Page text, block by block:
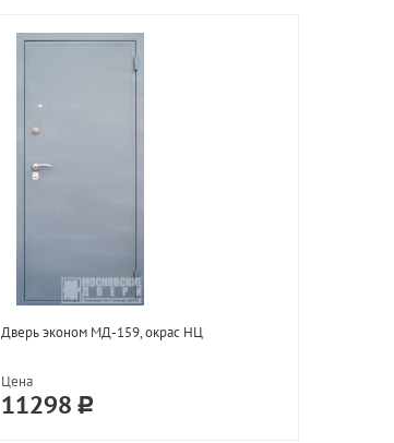
Дверь эконом МД-159, окрас НЦ
Цена
11298